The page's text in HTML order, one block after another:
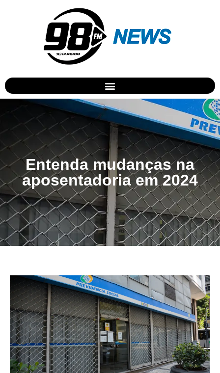
Entenda mudanças na
aposentadoria em 2024